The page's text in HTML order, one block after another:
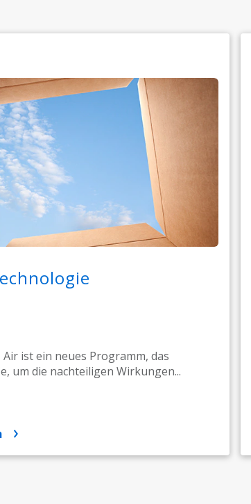
ist ein neues Programm, das
um die nachteiligen Wirkungen...